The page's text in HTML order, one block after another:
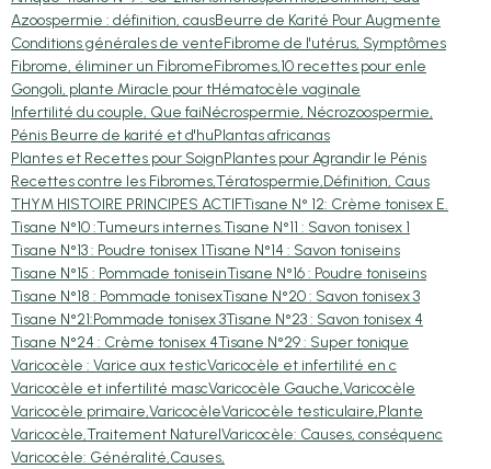
Azoospermie : définition, causBeurre de Karité Pour Augmente
Conditions générales de venteFibrome de l'utérus, Symptômes
Fibrome, éliminer un FibromeFibromes,10 recettes pour enle
Gongoli, plante Miracle pour tHématocèle vaginale
Infertilité du couple, Que faiNécrospermie, Nécrozoospermie,
Pénis Beurre de karité et d'huPlantas africanas
Plantes et Recettes pour SoignPlantes pour Agrandir le Pénis
Recettes contre les Fibromes,Tératospermie,Définition, Caus
THYM HISTOIRE PRINCIPES ACTIFTisane N° 12: Crème tonisex E.
Tisane N°10 :Tumeurs internes.Tisane N°11 : Savon tonisex 1
Tisane N°13 : Poudre tonisex 1Tisane N°14 : Savon toniseins
Tisane N°15 : Pommade toniseinTisane N°16 : Poudre toniseins
Tisane N°18 : Pommade tonisexTisane N°20 : Savon tonisex 3
Tisane N°21:Pommade tonisex 3Tisane N°23 : Savon tonisex 4
Tisane N°24 : Crème tonisex 4Tisane N°29 : Super tonique
Varicocèle : Varice aux testicVaricocèle et infertilité en c
Varicocèle et infertilité mascVaricocèle Gauche,Varicocèle
Varicocèle primaire,VaricocèleVaricocèle testiculaire,Plante
Varicocèle,Traitement NaturelVaricocèle: Causes, conséquenc
Varicocèle: Généralité,Causes,